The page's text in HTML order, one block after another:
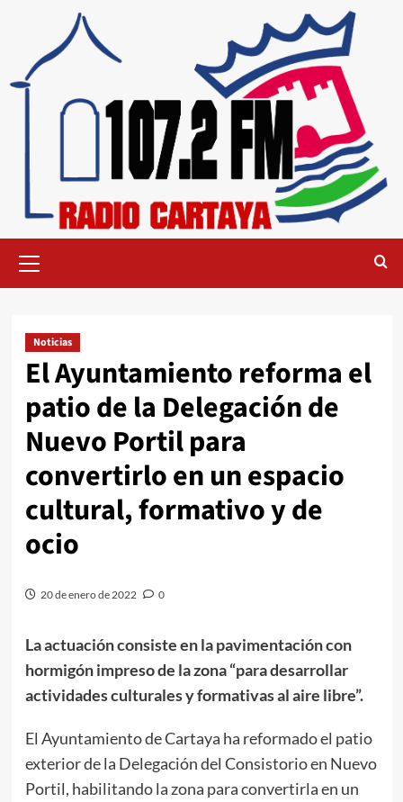
Noticias
El Ayuntamiento reforma el
patio de la Delegación de
Nuevo Portil para
convertirlo en un espacio
cultural, formativo y de
ocio
20 de enero de 2022 0
La actuación consiste en la pavimentación con
hormigón impreso de la zona “para desarrollar
actividades culturales y formativas al aire libre”.
El Ayuntamiento de Cartaya ha reformado el patio
exterior de la Delegación del Consistorio en Nuevo
Portil, habilitando la zona para convertirla en un